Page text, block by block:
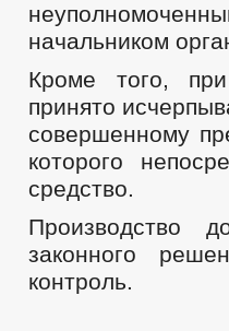
начальником
Кроме того,
принято
совершенному
которого
средство.
Производство
законного
контроль.